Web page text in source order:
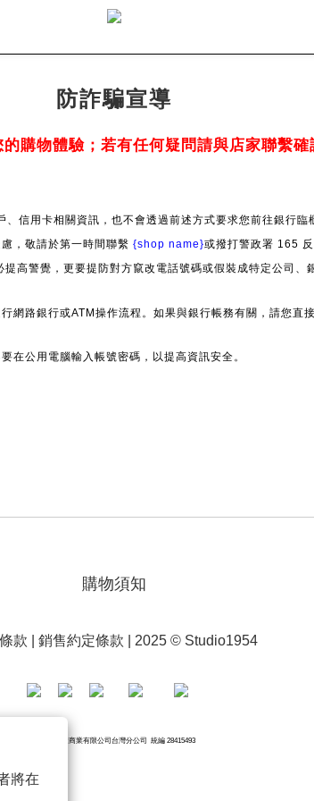
將在
防詐騙宣導
購物體驗；若有任何疑問請與店家聯繫確
信用卡相關資訊，也不會透過前述方式要求您前往銀行臨
，敬請於第一時間聯繫 {shop name}或撥打警政署 165
高警覺，更要提防對方竄改電話號碼或假裝成特定公司
網路銀行或ATM操作流程。如果與銀行帳務有關，請您直
在公用電腦輸入帳號密碼，以提高資訊安全。
購物須知
款 銷售約定條款 | 2025 © Studio1954
香港商藍鐘商業有限公司台灣分公司 統編 28415493